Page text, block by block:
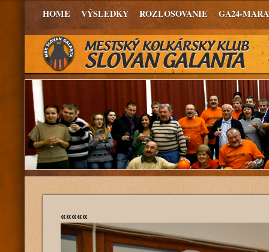
HOME VÝSLEDKY ROZLOSOVANIE GA24-
«««««